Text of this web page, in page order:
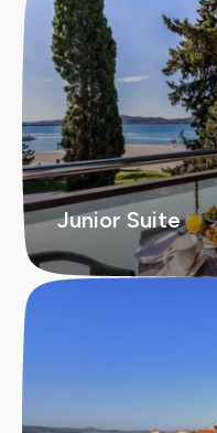
Junior Suite